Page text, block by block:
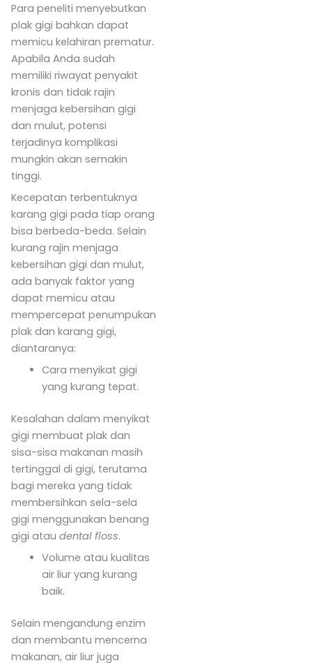
Para peneliti menyebutkan
plak gigi bahkan dapat
memicu kelahiran prematur.
Apabila Anda sudah
memiliki riwayat penyakit
kronis dan tidak rajin
menjaga kebersihan gigi
dan mulut, potensi
terjadinya komplikasi
mungkin akan semakin
tinggi.
Kecepatan terbentuknya
karang gigi pada tiap orang
bisa berbeda-beda. Selain
kurang rajin menjaga
kebersihan gigi dan mulut,
ada banyak faktor yang
dapat memicu atau
mempercepat penumpukan
plak dan karang gigi,
diantaranya:
Cara menyikat gigi
yang kurang tepat.
Kesalahan dalam menyikat
gigi membuat plak dan
sisa-sisa makanan masih
tertinggal di gigi, terutama
bagi mereka yang tidak
membersihkan sela-sela
gigi menggunakan benang
gigi atau dental floss.
Volume atau kualitas
air liur yang kurang
baik.
Selain mengandung enzim
dan membantu mencerna
makanan, air liur juga